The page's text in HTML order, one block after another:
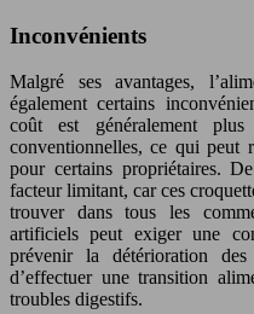
Inconvénients
Malgré ses avantages,
également certains
coût est généralement
conventionnelles, ce qui peut
pour certains propriétaires.
facteur limitant, car ces
trouver dans tous les
artificiels peut exiger une
prévenir la détérioration
d’effectuer une transition
troubles digestifs.